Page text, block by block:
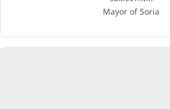
Mayor of Soria